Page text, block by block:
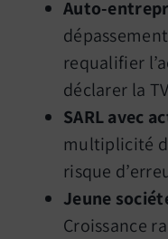
Auto-
requalifier
déclarer la
SARL avec
multiplicité
risque
Jeune
Croissance